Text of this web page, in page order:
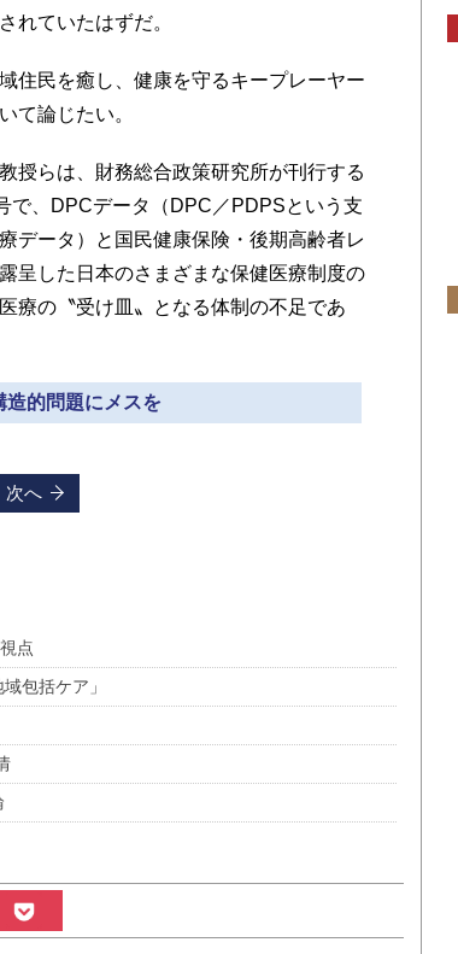
れていたはずだ。
住民を癒し、健康を守るキープレーヤー
て論じたい。
授らは、財務総合政策研究所が刊行する
で、DPCデータ（DPC／PDPSという支
データ）と国民健康保険・後期高齢者レ
呈した日本のさまざまな保健医療制度の
療の〝受け皿〟となる体制の不足であ
造的問題にメスを
次へ
点
包括ケア」